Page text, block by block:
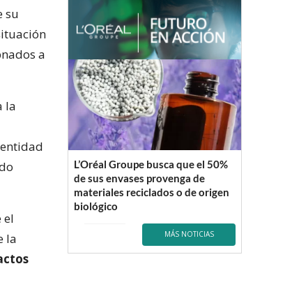
su
a
la
el
la
L’Oréal Groupe busca que el 50%
de sus envases provenga de
materiales reciclados o de origen
biológico
MÁS NOTICIAS